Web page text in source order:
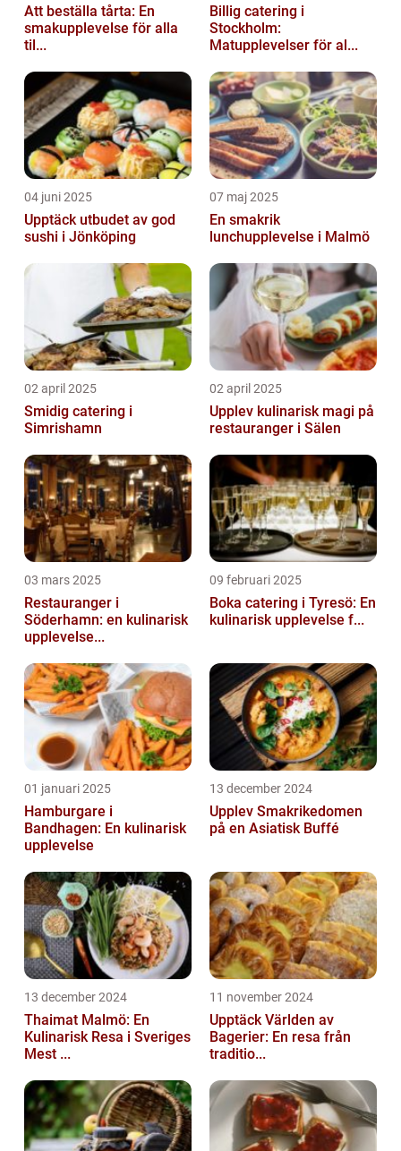
Att beställa tårta: En
smakupplevelse för alla
til...
Billig catering i
Stockholm:
Matupplevelser för al...
04 juni 2025
Upptäck utbudet av god
sushi i Jönköping
07 maj 2025
En smakrik
lunchupplevelse i Malmö
02 april 2025
Smidig catering i
Simrishamn
02 april 2025
Upplev kulinarisk magi på
restauranger i Sälen
03 mars 2025
Restauranger i
Söderhamn: en kulinarisk
upplevelse...
09 februari 2025
Boka catering i Tyresö: En
kulinarisk upplevelse f...
01 januari 2025
Hamburgare i
Bandhagen: En kulinarisk
upplevelse
13 december 2024
Upplev Smakrikedomen
på en Asiatisk Buffé
13 december 2024
Thaimat Malmö: En
Kulinarisk Resa i Sveriges
Mest ...
11 november 2024
Upptäck Världen av
Bagerier: En resa från
traditio...